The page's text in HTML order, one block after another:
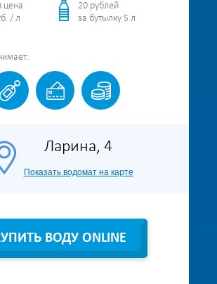
цена
/ л
20 рублей
за бутылку 5 л
Ларина, 4
Показать водомат на карте
ВОДУ ONLINE